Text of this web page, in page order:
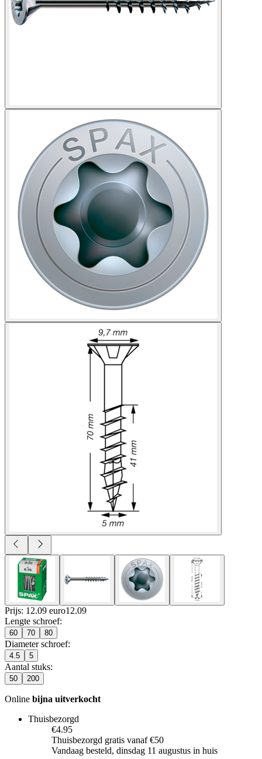
Prijs: 12.09 euro12.09
Lengte schroef:
60 70 80
Diameter schroef:
4.5 5
Aantal stuks:
50 200
Online bijna uitverkocht
Thuisbezorgd
€4.95
Thuisbezorgd gratis vanaf €50
Vandaag besteld, dinsdag 11 augustus in huis